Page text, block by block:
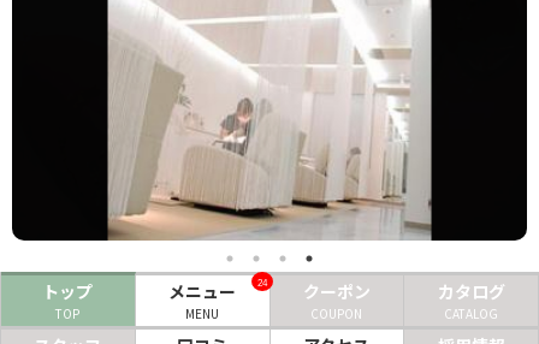
現在地から探す
エステサロン
美容クリニック
トップ
TOP
メニュー
MENU
24 クーポン
COUPON
カタログ
CATALOG